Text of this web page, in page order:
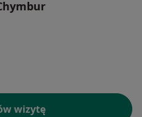
wizytę